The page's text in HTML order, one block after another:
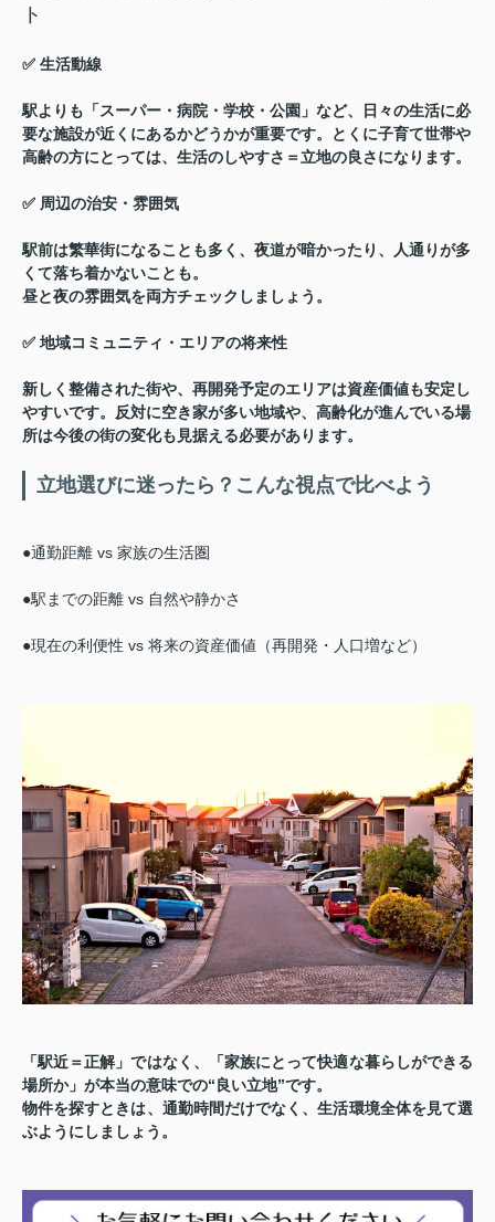
ト
✅ 生活動線
駅よりも「スーパー・病院・学校・公園」など、
日々の生活に必
要な施設が近くにあるかどうかが重要です。とくに子育て世帯や
高齢の方にとっては、生活のしやすさ＝立地の良さになります。
✅ 周辺の治安・雰囲気
駅前は繁華街になることも多く、夜道が暗かったり、人通りが多
くて落ち着かないことも。
昼と夜の雰囲気を両方チェックしましょう。
✅ 地域コミュニティ・エリアの将来性
新しく整備された街や、再開発予定のエリアは資産価値も安定し
やすいです。反対に空き家が多い地域や、高齢化が進んでいる場
所は今後の街の変化も見据える必要があります。
立地選びに迷ったら？こんな視点で比べよう
●通勤距離 vs 家族の生活圏
●駅までの距離 vs 自然や静かさ
●現在の利便性 vs 将来の資産価値（再開発・人口増など）
「駅近＝正解」ではなく、「家族にとって快適な暮らしができる
場所か」が本当の意味での“良い立地”です。
物件を探すときは、通勤時間だけでなく、生活環境全体を見て選
ぶようにしましょう。